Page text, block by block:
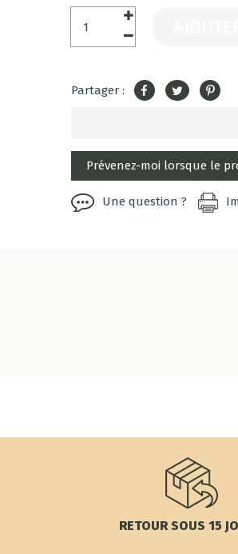
Partager :
Une question ?
RETOUR SOUS 15